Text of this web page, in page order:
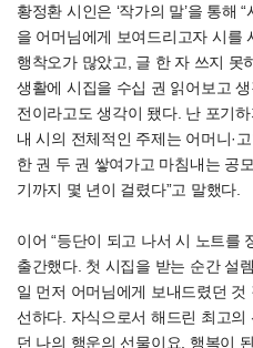
황정환 시인은 ‘작가의 말’을 통해
을 어머님에게 보여드리고자 시를
행착오가 많았고, 글 한 자 쓰지 못
생활에 시집을 수십 권 읽어보고
전이라고도 생각이 됐다. 난 포기
내 시의 전체적인 주제는 어머니·
한 권 두 권 쌓여가고 마침내는 공
기까지 몇 년이 걸렸다”고 말했다.
이어 “등단이 되고 나서 시 노트를
출간했다. 첫 시집을 받는 순간 설
일 먼저 어머님에게 보내드렸던
선하다. 자식으로서 해드린 최고
던 나의 행운의 선물이요, 행복이